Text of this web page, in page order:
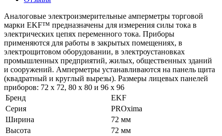
Аналоговые электроизмерительные амперметры торговой
марки EKF™ предназначены для измерения силы тока в
электрических цепях переменного тока. Приборы
применяются для работы в закрытых помещениях, в
электрощитовом оборудовании, в электроустановках
промышленных предприятий, жилых, общественных зданий
и сооружений. Амперметры устанавливаются на панель щита
(квадратный и круглый вырезы). Размеры лицевых панелей
приборов: 72 х 72, 80 х 80 и 96 х 96
Бренд
EKF
Серия
PROxima
Ширина
72 мм
Высота
72 мм